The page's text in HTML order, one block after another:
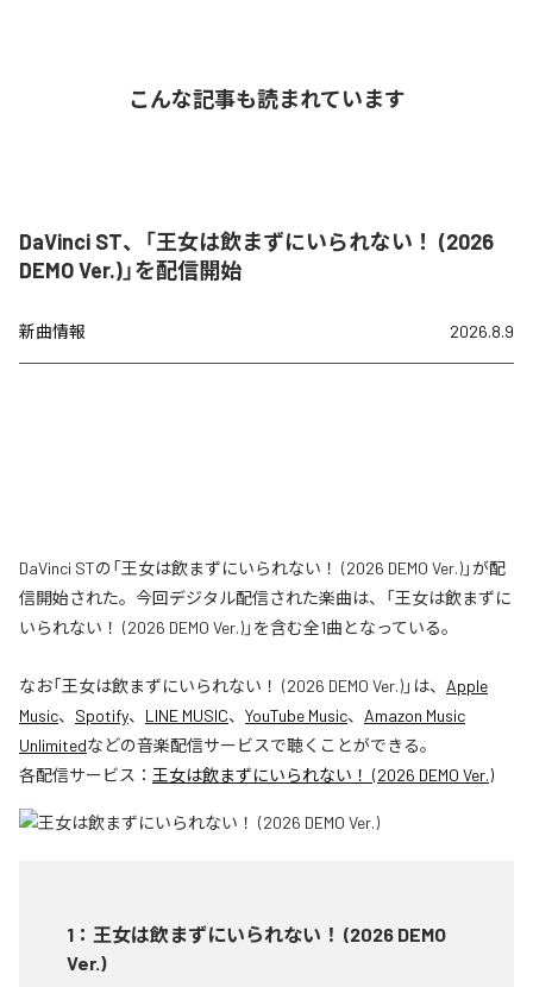
こんな記事も読まれています
DaVinci ST、「王女は飲まずにいられない！ (2026
DEMO Ver.)」を配信開始
新曲情報 2026.8.9
DaVinci STの「王女は飲まずにいられない！ (2026 DEMO Ver.)」が配
信開始された。今回デジタル配信された楽曲は、「王女は飲まずに
いられない！ (2026 DEMO Ver.)」を含む全1曲となっている。
なお「王女は飲まずにいられない！ (2026 DEMO Ver.)」は、 Apple
Music、 Spotify、 LINE MUSIC、 YouTube Music、 Amazon Music
Unlimitedなどの音楽配信サービスで聴くことができる。
各配信サービス： 王女は飲まずにいられない！ (2026 DEMO Ver.)
1 ： 王女は飲まずにいられない！ (2026 DEMO
Ver.)